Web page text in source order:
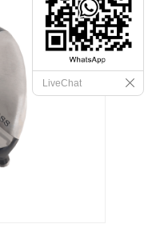
LiveChat